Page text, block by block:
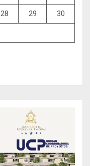
28 29 30